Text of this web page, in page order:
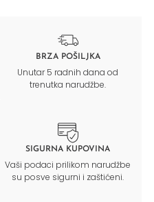
BRZA POŠILJKA
Unutar 5 radnih dana od
trenutka narudžbe.
SIGURNA KUPOVINA
Vaši podaci prilikom narudžbe
su posve sigurni i zaštićeni.